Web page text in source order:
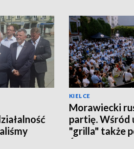
KIELCE
Morawiecki
partię. Wśród
"grilla" także